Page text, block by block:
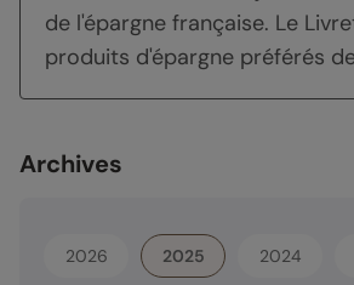
de l'épargne française. Le
produits d'épargne préférés
Archives
2026 2025 2024